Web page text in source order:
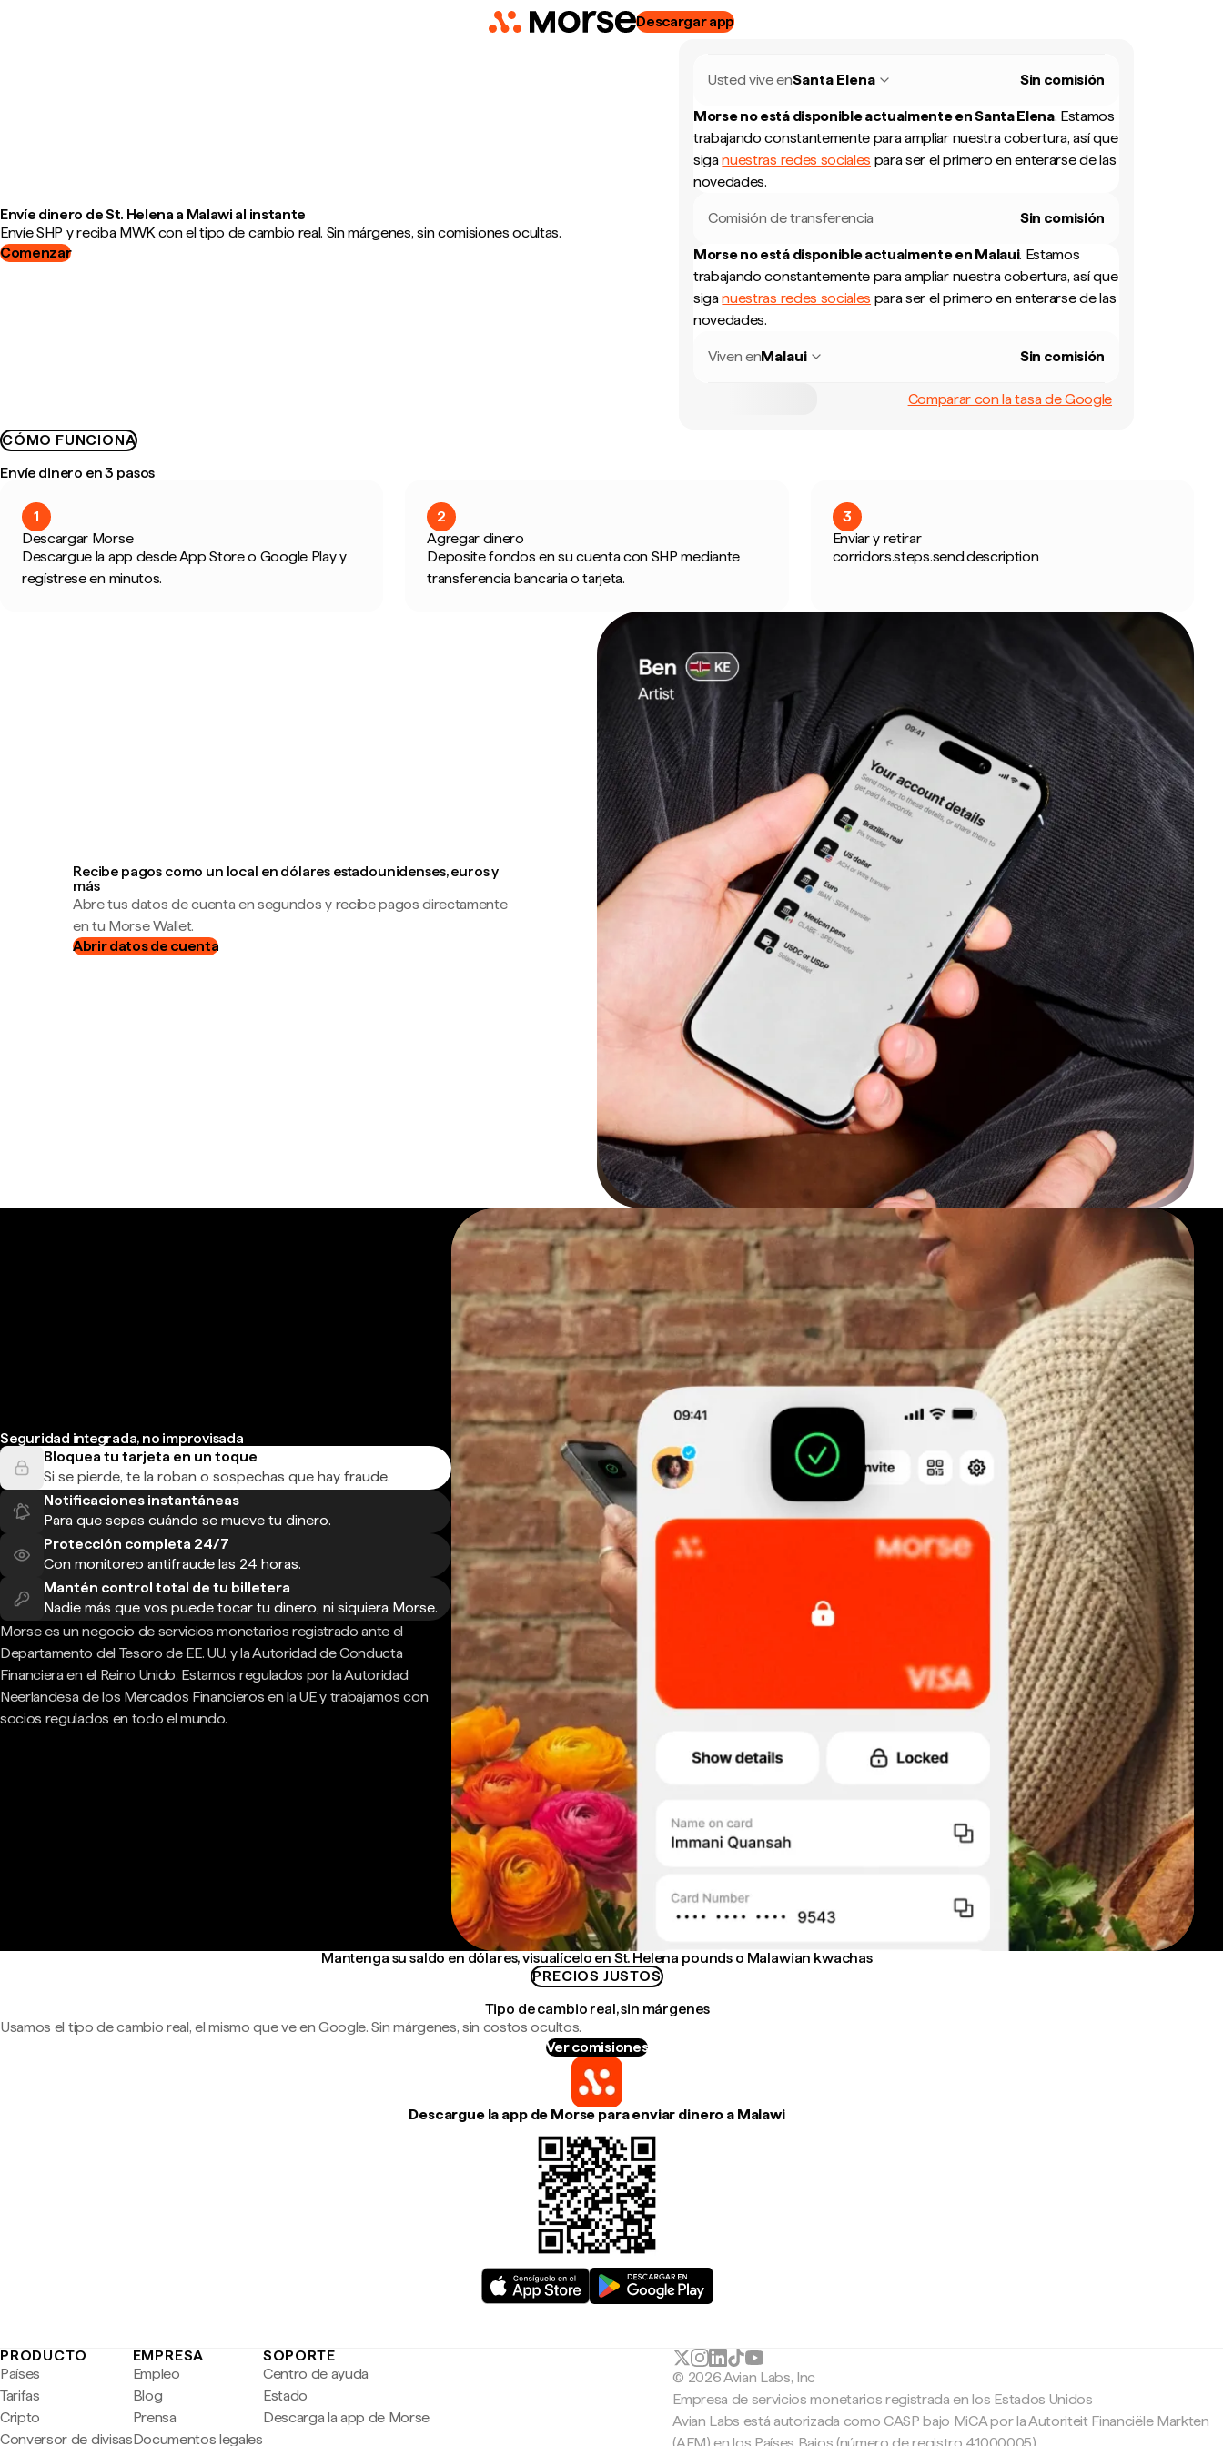
Descargar app
Envíe dinero de St. Helena a Malawi al instante
Envíe SHP y reciba MWK con el tipo de cambio real. Sin márgenes, sin comisiones ocultas.
Comenzar
Usted vive enSanta Elena Sin comisión
Morse no está disponible actualmente enSanta Elena. Estamos
trabajando constantemente para ampliar nuestra cobertura, así que
siganuestras redes sociales para ser el primero en enterarse de las
novedades.
Comisión de transferencia Sin comisión
Morse no está disponible actualmente en Malaui. Estamos
trabajando constantemente para ampliar nuestra cobertura, así que
siganuestras redes sociales para ser el primero en enterarse de las
novedades.
Viven enMalaui Sin comisión
Comparar con la tasa de Google
CÓMO FUNCIONA
Envíe dinero en 3 pasos
1
Descargar Morse
Descargue la app desde App Store o Google Play y
regístrese en minutos.
2
Agregar dinero
Deposite fondos en su cuenta con SHP mediante
transferencia bancaria o tarjeta.
3
Enviar y retirar
corridors.steps.send.description
Recibe pagos como un local en dólares estadounidenses, euros y
más
Abre tus datos de cuenta en segundos y recibe pagos directamente
en tu Morse Wallet.
Abrir datos de cuenta
Seguridad integrada, no improvisada
Bloquea tu tarjeta en un toque
Si se pierde, te la roban o sospechas que hay fraude.
Notificaciones instantáneas
Para que sepas cuándo se mueve tu dinero.
Protección completa 24/7
Con monitoreo antifraude las 24 horas.
Mantén control total de tu billetera
Nadie más que vos puede tocar tu dinero, ni siquiera Morse.
Morse es un negocio de servicios monetarios registrado ante el
Departamento del Tesoro de EE. UU. y la Autoridad de Conducta
Financiera en el Reino Unido. Estamos regulados por la Autoridad
Neerlandesa de los Mercados Financieros en la UE y trabajamos con
socios regulados en todo el mundo.
Mantenga su saldo en dólares, visualícelo en St. Helena pounds o Malawian kwachas
PRECIOS JUSTOS
Tipo de cambio real, sin márgenes
Usamos el tipo de cambio real, el mismo que ve en Google. Sin márgenes, sin costos ocultos.
Ver comisiones
Descargue la app de Morse para enviar dinero a Malawi
PRODUCTO
Países
Tarifas
Cripto
Conversor de divisas
EMPRESA
Empleo
Blog
Prensa
Documentos legales
SOPORTE
Centro de ayuda
Estado
Descarga la app de Morse
© 2026 Avian Labs, Inc
Empresa de servicios monetarios registrada en los Estados Unidos
Avian Labs está autorizada como CASP bajo MiCA por la Autoriteit Financiële Markten